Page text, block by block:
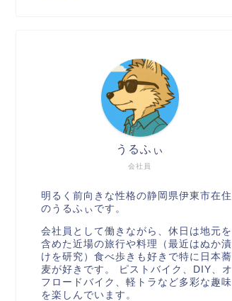
会社員
うるふぃ
明るく前向きな性格の静岡県伊東市在住
のうるふぃです。
会社員として働きながら、休日は地元を
含めた近場の旅行や料理（最近はぬか漬
けを研究）食べ歩きも好きで特に日本蕎
麦が好きです。 ピストバイク、DIY、オ
フロードバイク、軽トラなど多彩な趣味
を楽しんでいます。